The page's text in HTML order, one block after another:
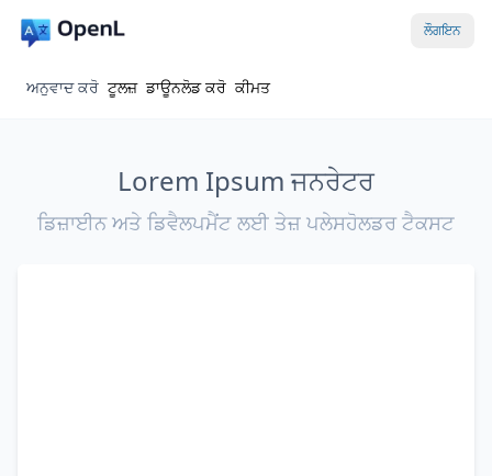
ਲੌਗਇਨ
ਅਨੁਵਾਦ ਕਰੋ ਟੂਲਜ਼ ਡਾਊਨਲੋਡ ਕਰੋ ਕੀਮਤ
Lorem Ipsum ਜਨਰੇਟਰ
ਡਿਜ਼ਾਈਨ ਅਤੇ ਡਿਵੈਲਪਮੈਂਟ ਲਈ ਤੇਜ਼ ਪਲੇਸਹੋਲਡਰ ਟੈਕਸਟ